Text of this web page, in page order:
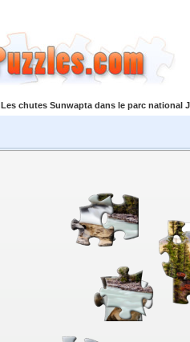
Les chutes Sunwapta dans le parc national